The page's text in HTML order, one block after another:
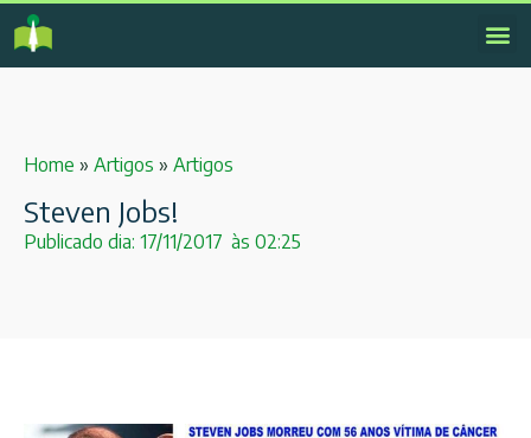
Home » Artigos » Artigos
Steven Jobs!
Publicado dia: 17/11/2017 às 02:25